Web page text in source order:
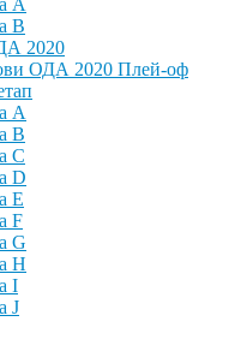
А
В
2020
ОДА 2020 Плей-оф
A
B
C
D
E
F
G
H
I
J